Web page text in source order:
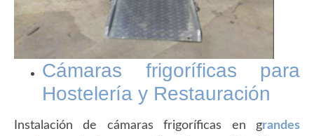
Cámaras frigoríficas para
Hostelería y Restauración
Instalación de cámaras frigoríficas en grandes